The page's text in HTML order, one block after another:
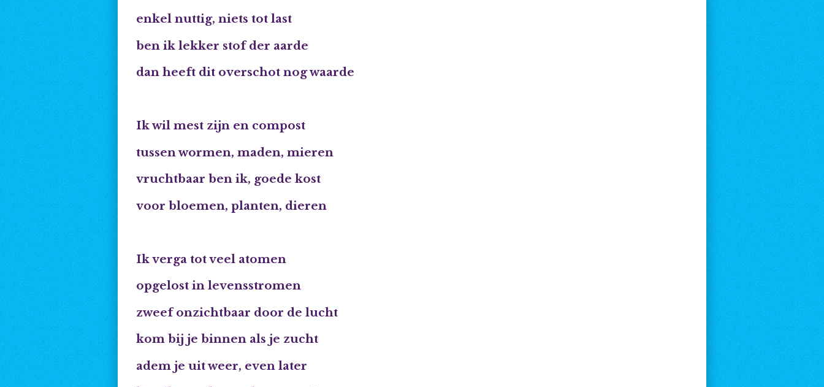
enkel nuttig, niets tot last
ben ik lekker stof der aarde
dan heeft dit overschot nog waarde
Ik wil mest zijn en compost
tussen wormen, maden, mieren
vruchtbaar ben ik, goede kost
voor bloemen, planten, dieren
Ik verga tot veel atomen
opgelost in levensstromen
zweef onzichtbaar door de lucht
kom bij je binnen als je zucht
adem je uit weer, even later